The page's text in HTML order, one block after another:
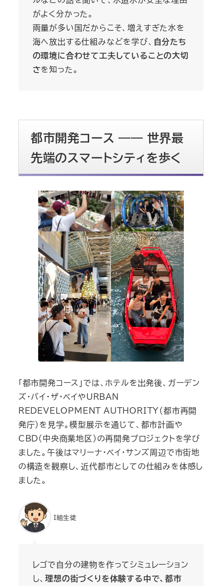
がよく分かった。
雨量が多い国だからこそ、増えすぎた水を
海へ放出する仕組みなどを学び、 自分たち
の環境に合わせて工夫していることの大切
さを知った。
都市開発コース ―― 世界最
先端のスマートシティを歩く
「都市開発コース」では、ホテルを出発後、ガーデン
ズ・バイ・ザ・ベイやURBAN
REDEVELOPMENT AUTHORITY（都市再開
発庁）を見学。模型展示を通じて、都市計画や
CBD（中央商業地区）の再開発プロジェクトを学び
ました。午後はマリーナ・ベイ・サンズ周辺で市街地
の構造を観察し、近代都市としての仕組みを体感し
ました。
I組生徒
レゴで自分の建物を作ってシミュレーション
し、理想の街づくりを体験する中で、都市